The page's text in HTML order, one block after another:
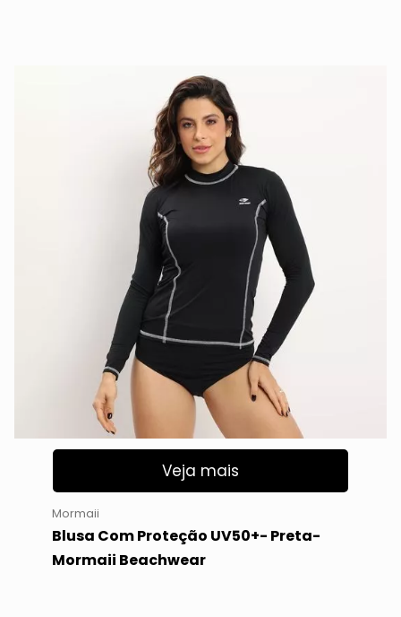
Veja mais
Mormaii
Blusa Com Proteção UV50+- Preta-
Mormaii Beachwear